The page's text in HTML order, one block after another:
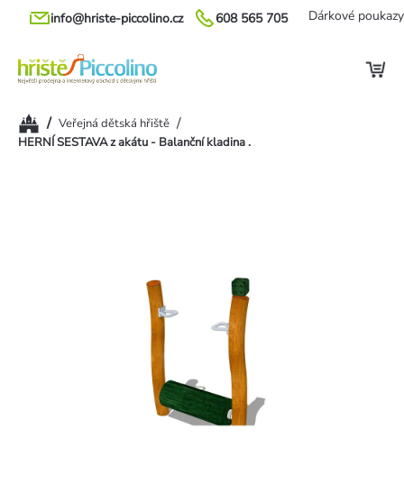
Přejít
608 565 705
info@hriste-piccolino.cz Dárkové poukazy
Domů/ Veřejná dětská hřiště /
HERNÍ SESTAVA z akátu - Balanční kladina .